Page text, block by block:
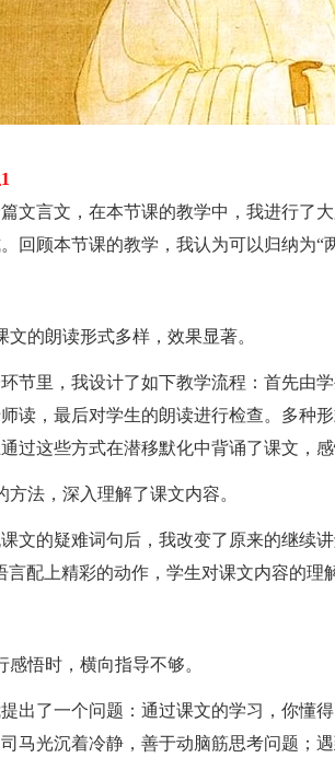
言文，在本节课的教学中，我进行了大
回顾本节课的教学，我认为可以归纳为“
的朗读形式多样，效果显著。
里，我设计了如下教学流程：首先由学
读，最后对学生的朗读进行检查。多种
过这些方式在潜移默化中背诵了课文，感
法，深入理解了课文内容。
的疑难词句后，我改变了原来的继续讲
言配上精彩的动作，学生对课文内容的理
悟时，横向指导不够。
了一个问题：通过课文的学习，你懂得
马光沉着冷静，善于动脑筋思考问题；